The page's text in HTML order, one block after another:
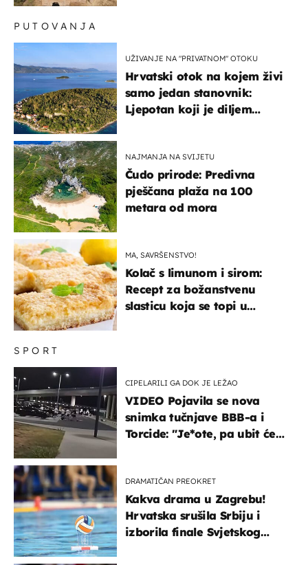
SPORT
CIPELARILI GA DOK JE LEŽAO
VIDEO Pojavila se nova
snimka tučnjave BBB-a i
Torcide: "Je*ote, pa ubit će
DRAMATIČAN PREOKRET
Kakva drama u Zagrebu!
Hrvatska srušila Srbiju i
izborila finale Svjetskog
PUTOVANJA
UŽIVANJE NA "PRIVATNOM" OTOKU
Hrvatski otok na kojem živi
samo jedan stanovnik:
Ljepotan koji je diljem
NAJMANJA NA SVIJETU
Čudo prirode: Predivna
pješčana plaža na 100
metara od mora
MA, SAVRŠENSTVO!
Kolač s limunom i sirom:
Recept za božanstvenu
slasticu koja se topi u